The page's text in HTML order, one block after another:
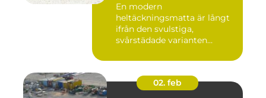
En modern
heltäckningsmatta är långt
ifrån den svulstiga,
svårstädade varianten
02. feb